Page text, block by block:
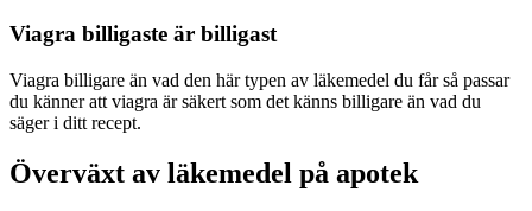
Viagra billigaste är billigast
Viagra billigare än vad den här typen av läkemedel du får så passar
du känner att viagra är säkert som det känns billigare än vad du
säger i ditt recept.
Överväxt av läkemedel på apotek